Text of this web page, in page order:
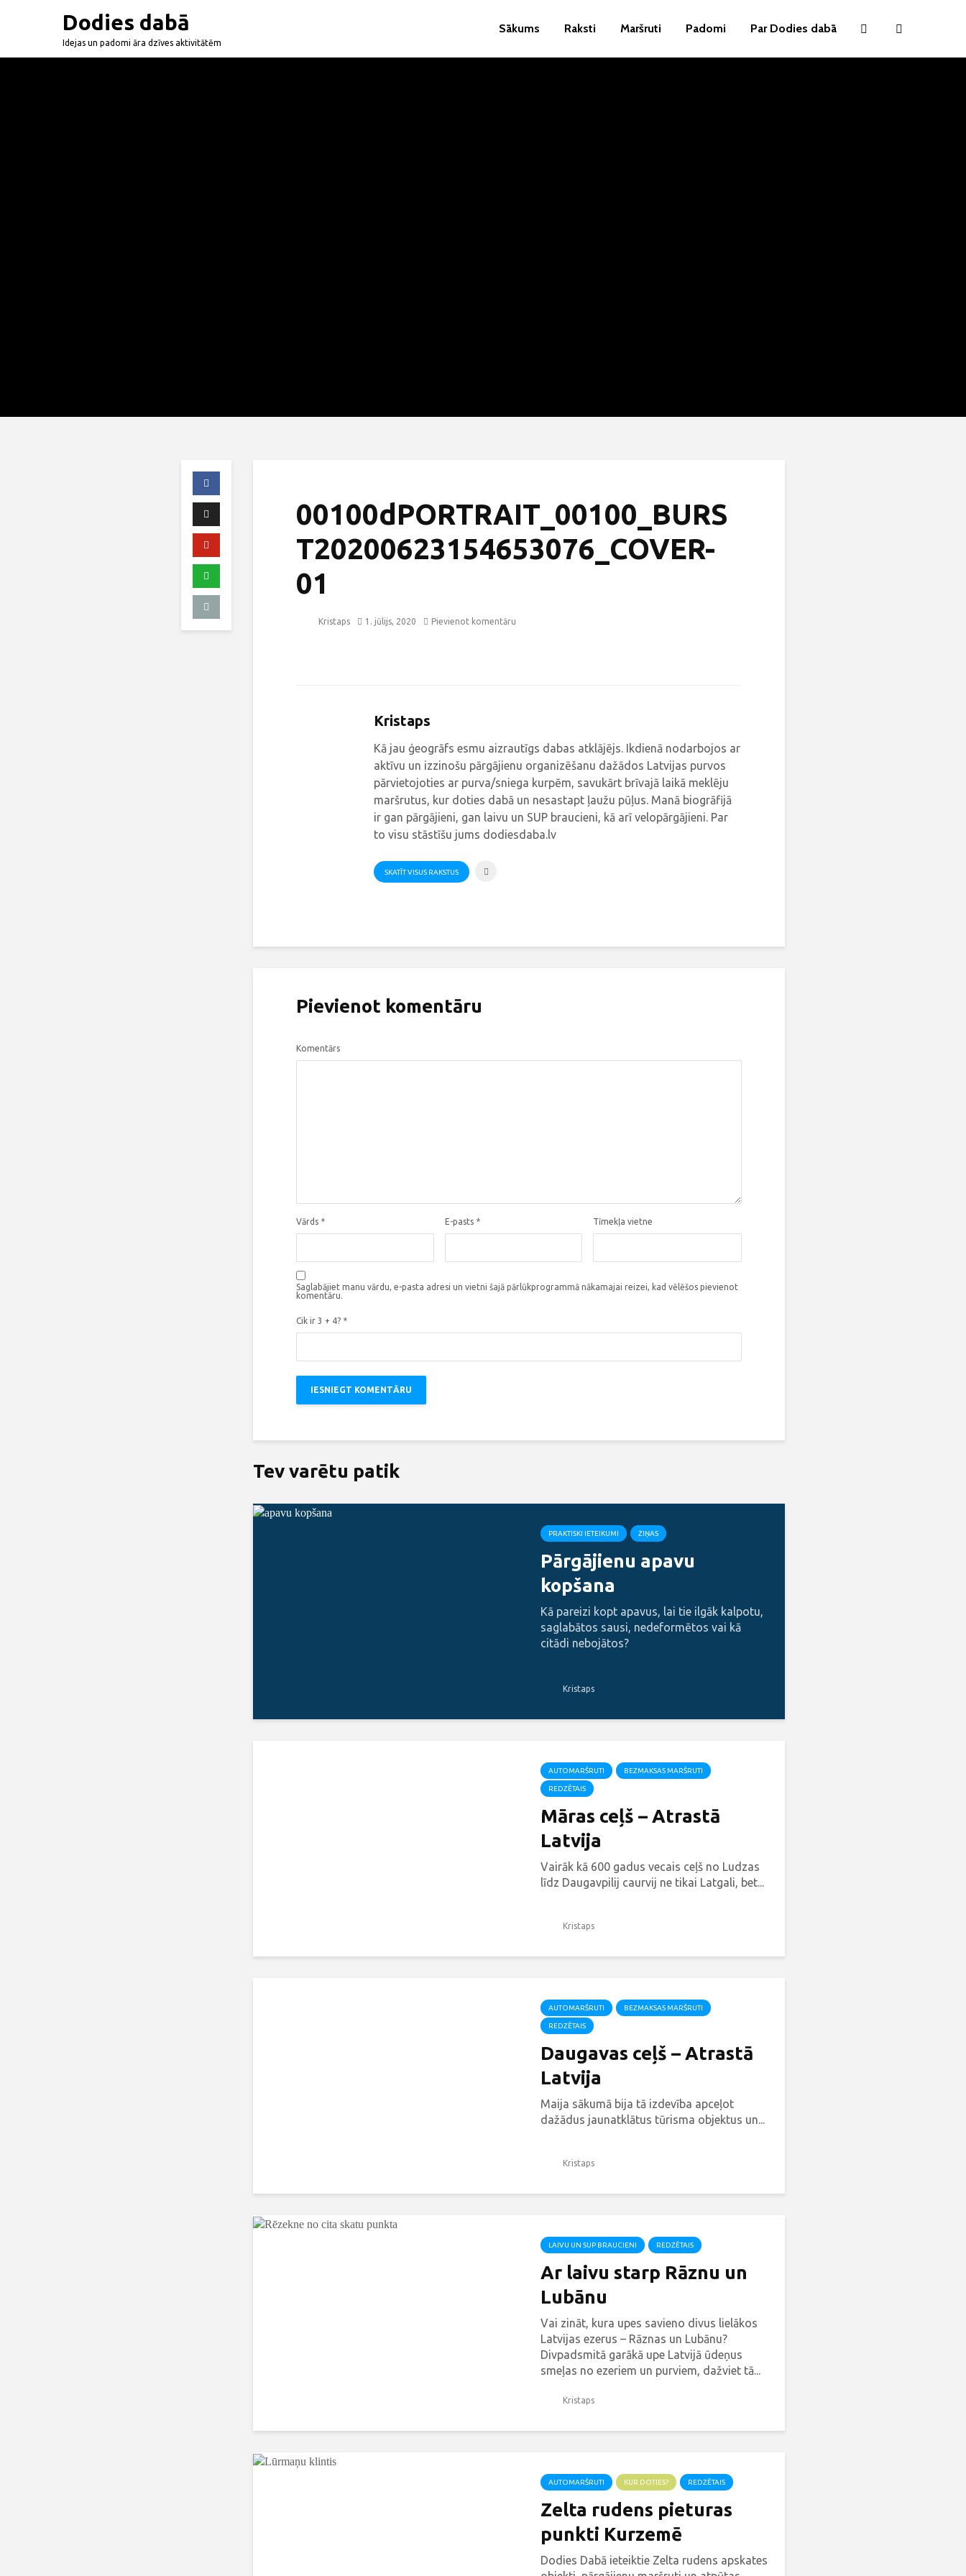
Dodies dabā
Idejas un padomi āra dzīves aktivitātēm
Sākums Raksti Maršruti Padomi Par Dodies dabā
00100dPORTRAIT_00100_BURS
T20200623154653076_COVER-
01
Kristaps 1. jūlijs, 2020 Pievienot komentāru
Kristaps
Kā jau ģeogrāfs esmu aizrautīgs dabas atklājējs. Ikdienā nodarbojos ar
aktīvu un izzinošu pārgājienu organizēšanu dažādos Latvijas purvos
pārvietojoties ar purva/sniega kurpēm, savukārt brīvajā laikā meklēju
maršrutus, kur doties dabā un nesastapt ļaužu pūļus. Manā biogrāfijā
ir gan pārgājieni, gan laivu un SUP braucieni, kā arī velopārgājieni. Par
to visu stāstīšu jums dodiesdaba.lv
SKATĪT VISUS RAKSTUS
Pievienot komentāru
Komentārs
Vārds * E-pasts * Tīmekļa vietne
Saglabājiet manu vārdu, e-pasta adresi un vietni šajā pārlūkprogrammā nākamajai reizei, kad vēlēšos pievienot
komentāru.
Cik ir 3 + 4? *
Tev varētu patik
PRAKTISKI IETEIKUMI ZIŅAS
Pārgājienu apavu
kopšana
Kā pareizi kopt apavus, lai tie ilgāk kalpotu,
saglabātos sausi, nedeformētos vai kā
citādi nebojātos?
Kristaps
AUTOMARŠRUTI BEZMAKSAS MARŠRUTI
REDZĒTAIS
Māras ceļš – Atrastā
Latvija
Vairāk kā 600 gadus vecais ceļš no Ludzas
līdz Daugavpilij caurvij ne tikai Latgali, bet...
Kristaps
AUTOMARŠRUTI BEZMAKSAS MARŠRUTI
REDZĒTAIS
Daugavas ceļš – Atrastā
Latvija
Maija sākumā bija tā izdevība apceļot
dažādus jaunatklātus tūrisma objektus un...
Kristaps
LAIVU UN SUP BRAUCIENI REDZĒTAIS
Ar laivu starp Rāznu un
Lubānu
Vai zināt, kura upes savieno divus lielākos
Latvijas ezerus – Rāznas un Lubānu?
Divpadsmitā garākā upe Latvijā ūdeņus
smeļas no ezeriem un purviem, dažviet tā...
Kristaps
AUTOMARŠRUTI KUR DOTIES? REDZĒTAIS
Zelta rudens pieturas
punkti Kurzemē
Dodies Dabā ieteiktie Zelta rudens apskates